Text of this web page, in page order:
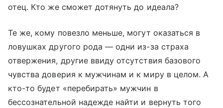
отец. Кто же сможет дотянуть до идеала?
Те же, кому повезло меньше, могут оказаться в
ловушках другого рода — одни из-за страха
отвержения, другие ввиду отсутствия базового
чувства доверия к мужчинам и к миру в целом. А
кто-то будет «перебирать» мужчин в
бессознательной надежде найти и вернуть того